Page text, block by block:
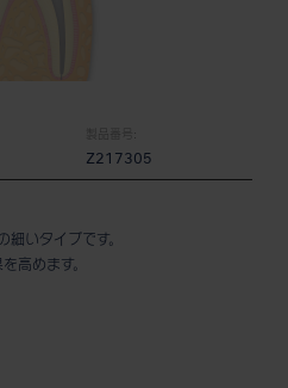
製品番号:
Z217305
いタイプです。
高めます。